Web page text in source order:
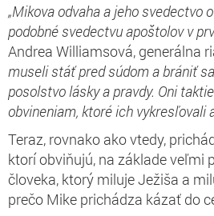
„Mikova odvaha a jeho svedectvo
podobné svedectvu apoštolov v
Andrea Williamsová, generálna
museli stáť pred súdom a brániť
posolstvo lásky a pravdy. Oni
obvineniam, ktoré ich vykresľovali
Teraz, rovnako ako vtedy,
ktorí obviňujú, na základe veľmi
človeka, ktorý miluje Ježiša a
prečo Mike prichádza kázať do